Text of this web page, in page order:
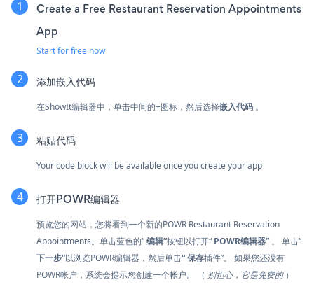
Create a Free Restaurant Reservation Appointments
App
Start for free now
添加嵌入代码
在ShowIt编辑器中，单击中间的+图标，然后选择嵌入代码 。
粘贴代码
Your code block will be available once you create your app
打开POWR编辑器
预览您的网站，您将看到一个新的POWR Restaurant Reservation
Appointments。单击蓝色的“编辑”按钮以打开“ POWR编辑器” 。 单击“
下一步”以浏览POWR编辑器，然后单击“保存插件”。 如果您还没有
POWR帐户，系统会提示您创建一个帐户。 （ 别担心，它是免费的）